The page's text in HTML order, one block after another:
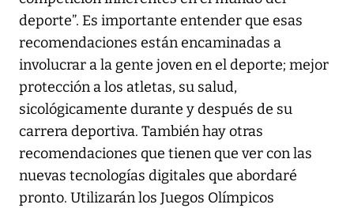
deporte”. Es importante entender que esas
recomendaciones están encaminadas a
involucrar a la gente joven en el deporte; mejor
protección a los atletas, su salud,
sicológicamente durante y después de su
carrera deportiva. También hay otras
recomendaciones que tienen que ver con las
nuevas tecnologías digitales que abordaré
pronto. Utilizarán los Juegos Olímpicos